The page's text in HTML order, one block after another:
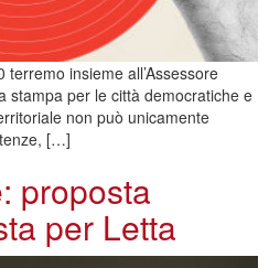
insieme all’Assessore
stampa per le città democratiche e
non può unicamente
[…]
proposta
per Letta